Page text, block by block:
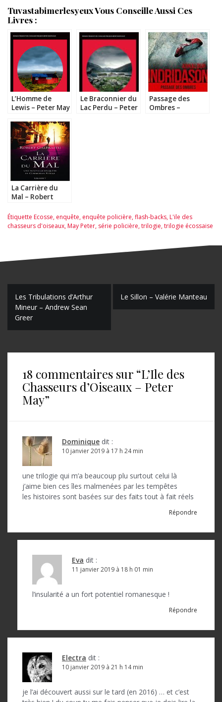
Tuvastabimerlesyeux Vous Conseille Aussi Ces
Livres :
L’Homme de
Lewis – Peter May
Le Braconnier du
Lac Perdu – Peter
Passage des
Ombres –
La Carrière du
Mal – Robert
Étiquette Ecosse, enquête, enquête policière,flash-backs,L'ile des
chasseurs d'oiseaux,May Peter, série policière,trilogie,trilogie écossaise
N
v
i
a
Les Tribulations d’Arthur
Mineur – Andrew Sean
Greer
Le Sillon – Valérie Manteau
18 commentaires sur “L’Ile des
Chasseurs d’Oiseaux – Peter
May”
Dominique dit :
10 janvier 2019 à 17 h 24 min
une trilogie qui m’a beaucoup plu surtout celui là
j’aime bien ces îles malmenées par les tempêtes
les histoires sont basées sur des faits tout à fait réels
Répondre
Eva dit :
11 janvier 2019 à 18 h 01 min
l’insularité a un fort potentiel romanesque !
Répondre
Electra dit :
10 janvier 2019 à 21 h 14 min
je l’ai découvert aussi sur le tard (en 2016) … et c’est